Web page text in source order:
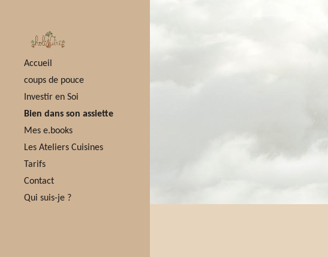
Accueil
coups de pouce
Investir en Soi
Bien dans son assiette
Mes e.books
Les Ateliers Cuisines
Tarifs
Contact
Qui suis-je ?